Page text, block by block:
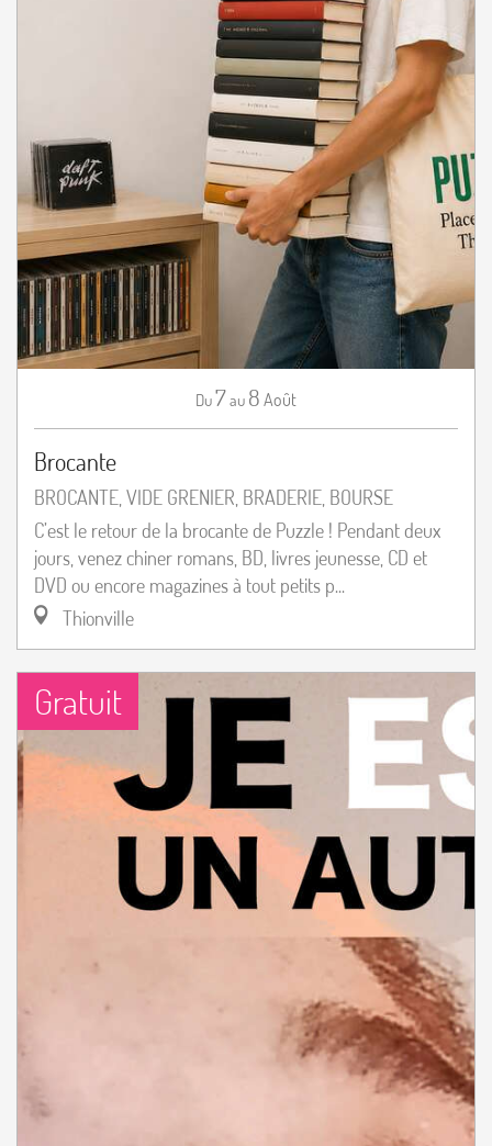
Du7au 8 Août
Brocante
BROCANTE, VIDE GRENIER, BRADERIE, BOURSE
C’est le retour de la brocante de Puzzle ! Pendant deux
jours, venez chiner romans, BD, livres jeunesse, CD et
DVD ou encore magazines à tout petits p...
Thionville
Gratuit